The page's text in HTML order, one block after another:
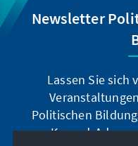
Newsletter
Lassen Sie sich
Politischen
Konrad-